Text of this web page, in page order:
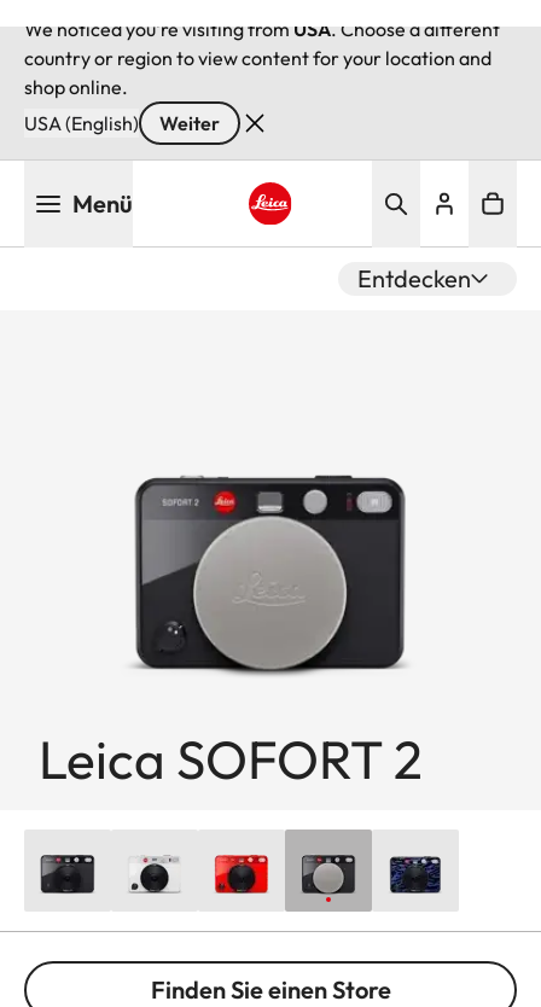
We noticed you're visiting fromUSA. Choose a different
country or region to view content for your location and
shop online.
USA (English)
Weiter
Menü
Entdecken
Leica SOFORT 2
Finden Sie einen Store